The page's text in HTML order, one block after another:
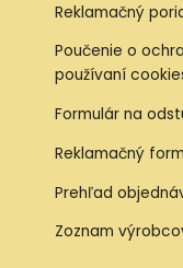
Reklamačný
Poučenie o
používaní
Formulár na
Reklamačný
Prehľad
Zoznam